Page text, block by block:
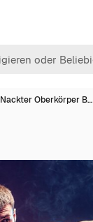
Nackter Oberkörper B…